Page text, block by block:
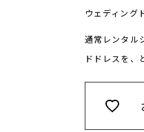
ウェディング
通常レンタル
ドドレスを、